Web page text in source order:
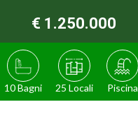
€ 1.250.000
10 Bagni 25 Locali Piscina